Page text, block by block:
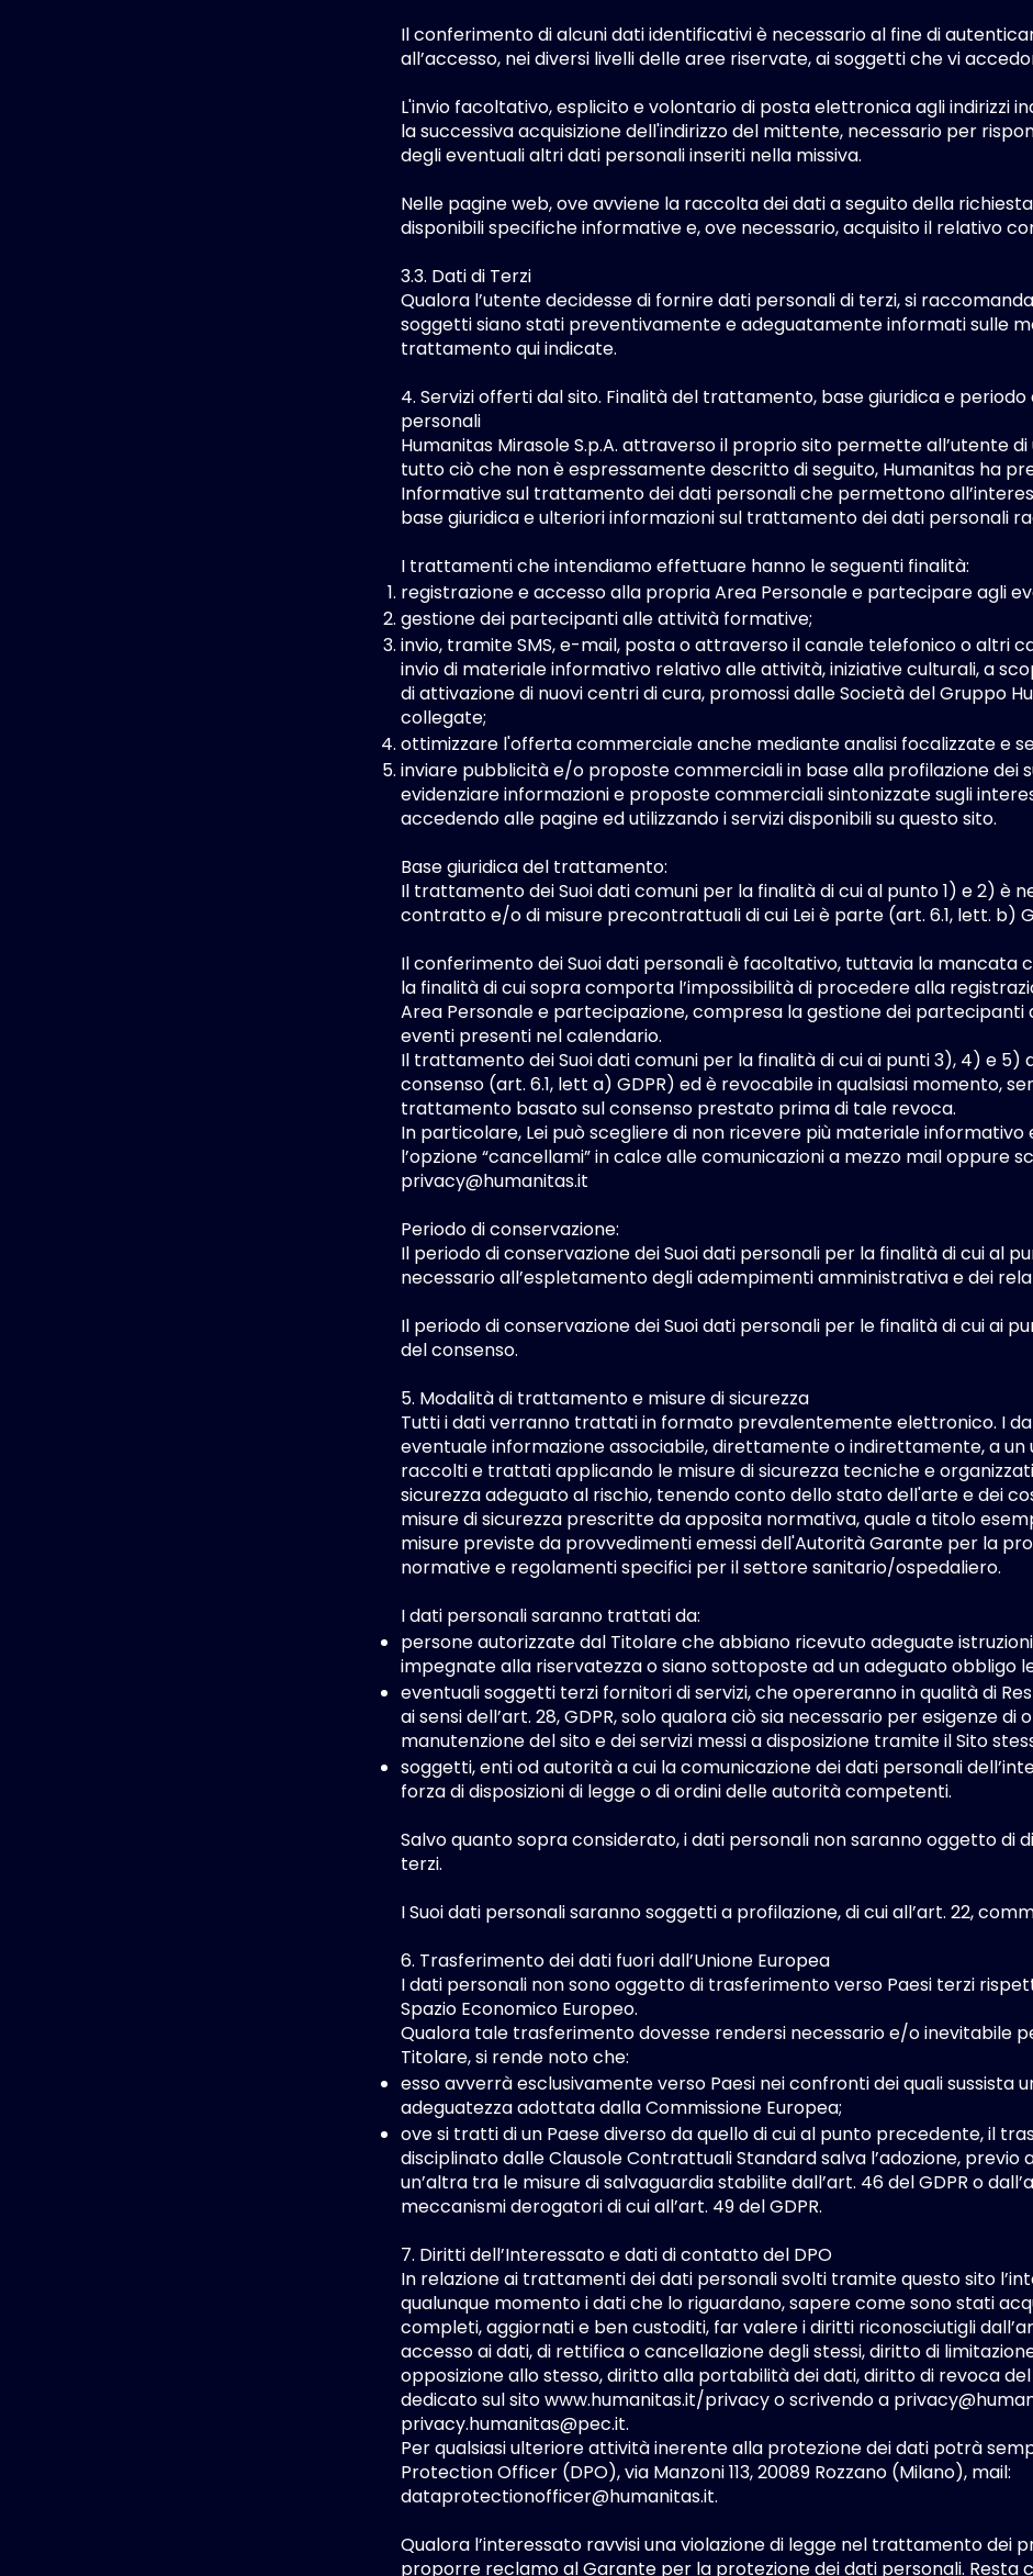
Il conferimento di alcuni dati identificativi è necessario al fine di
all’accesso, nei diversi livelli delle aree riservate, ai soggetti che vi
L'invio facoltativo, esplicito e volontario di posta elettronica agli indirizzi
la successiva acquisizione dell'indirizzo del mittente, necessario per
degli eventuali altri dati personali inseriti nella missiva.
Nelle pagine web, ove avviene la raccolta dei dati a seguito della
disponibili specifiche informative e, ove necessario, acquisito il relativo
3.3. Dati di Terzi
Qualora l’utente decidesse di fornire dati personali di terzi, si
soggetti siano stati preventivamente e adeguatamente informati sulle
trattamento qui indicate.
4. Servizi offerti dal sito. Finalità del trattamento, base giuridica e
personali
Humanitas Mirasole S.p.A. attraverso il proprio sito permette all’utente di
tutto ciò che non è espressamente descritto di seguito, Humanitas ha
Informative sul trattamento dei dati personali che permettono
base giuridica e ulteriori informazioni sul trattamento dei dati personali
I trattamenti che intendiamo effettuare hanno le seguenti finalità:
registrazione e accesso alla propria Area Personale e partecipare agli
gestione dei partecipanti alle attività formative;
invio, tramite SMS, e-mail, posta o attraverso il canale telefonico o altri
invio di materiale informativo relativo alle attività, iniziative culturali, a
di attivazione di nuovi centri di cura, promossi dalle Società del Gruppo
collegate;
ottimizzare l'offerta commerciale anche mediante analisi focalizzate e
inviare pubblicità e/o proposte commerciali in base alla profilazione dei
evidenziare informazioni e proposte commerciali sintonizzate sugli
accedendo alle pagine ed utilizzando i servizi disponibili su questo sito.
Base giuridica del trattamento:
Il trattamento dei Suoi dati comuni per la finalità di cui al punto 1) e 2) è
contratto e/o di misure precontrattuali di cui Lei è parte (art. 6.1, lett. b)
Il conferimento dei Suoi dati personali è facoltativo, tuttavia la mancata
la finalità di cui sopra comporta l’impossibilità di procedere alla
Area Personale e partecipazione, compresa la gestione dei
eventi presenti nel calendario.
Il trattamento dei Suoi dati comuni per la finalità di cui ai punti 3), 4) e 5)
consenso (art. 6.1, lett a) GDPR) ed è revocabile in qualsiasi momento,
trattamento basato sul consenso prestato prima di tale revoca.
In particolare, Lei può scegliere di non ricevere più materiale informativo
l’opzione “cancellami” in calce alle comunicazioni a mezzo mail oppure
privacy@humanitas.it
Periodo di conservazione:
Il periodo di conservazione dei Suoi dati personali per la finalità di cui al
necessario all’espletamento degli adempimenti amministrativa e dei
Il periodo di conservazione dei Suoi dati personali per le finalità di cui ai
del consenso.
5. Modalità di trattamento e misure di sicurezza
Tutti i dati verranno trattati in formato prevalentemente elettronico. I
eventuale informazione associabile, direttamente o indirettamente, a
raccolti e trattati applicando le misure di sicurezza tecniche e
sicurezza adeguato al rischio, tenendo conto dello stato dell'arte e dei
misure di sicurezza prescritte da apposita normativa, quale a titolo
misure previste da provvedimenti emessi dell'Autorità Garante per la
normative e regolamenti specifici per il settore sanitario/ospedaliero.
I dati personali saranno trattati da:
persone autorizzate dal Titolare che abbiano ricevuto adeguate
impegnate alla riservatezza o siano sottoposte ad un adeguato obbligo
eventuali soggetti terzi fornitori di servizi, che opereranno in qualità di
ai sensi dell’art. 28, GDPR, solo qualora ciò sia necessario per esigenze di
manutenzione del sito e dei servizi messi a disposizione tramite il Sito
soggetti, enti od autorità a cui la comunicazione dei dati personali
forza di disposizioni di legge o di ordini delle autorità competenti.
Salvo quanto sopra considerato, i dati personali non saranno oggetto di
terzi.
I Suoi dati personali saranno soggetti a profilazione, di cui all’art. 22, commi
6. Trasferimento dei dati fuori dall’Unione Europea
I dati personali non sono oggetto di trasferimento verso Paesi terzi
Spazio Economico Europeo.
Qualora tale trasferimento dovesse rendersi necessario e/o inevitabile
Titolare, si rende noto che:
esso avverrà esclusivamente verso Paesi nei confronti dei quali sussista
adeguatezza adottata dalla Commissione Europea;
ove si tratti di un Paese diverso da quello di cui al punto precedente, il
disciplinato dalle Clausole Contrattuali Standard salva l’adozione,
un’altra tra le misure di salvaguardia stabilite dall’art. 46 del GDPR o
meccanismi derogatori di cui all’art. 49 del GDPR.
7. Diritti dell’Interessato e dati di contatto del DPO
In relazione ai trattamenti dei dati personali svolti tramite questo sito
qualunque momento i dati che lo riguardano, sapere come sono stati
completi, aggiornati e ben custoditi, far valere i diritti riconosciutigli
accesso ai dati, di rettifica o cancellazione degli stessi, diritto di
opposizione allo stesso, diritto alla portabilità dei dati, diritto di revoca
dedicato sul sitowww.humanitas.it/privacyo scrivendo a
privacy.humanitas@pec.it.
Per qualsiasi ulteriore attività inerente alla protezione dei dati potrà
Protection Officer (DPO), via Manzoni 113, 20089 Rozzano (Milano), mail:
dataprotectionofficer@humanitas.it.
Qualora l’interessato ravvisi una violazione di legge nel trattamento dei
proporre reclamo al Garante per la protezione dei dati personali. Resta